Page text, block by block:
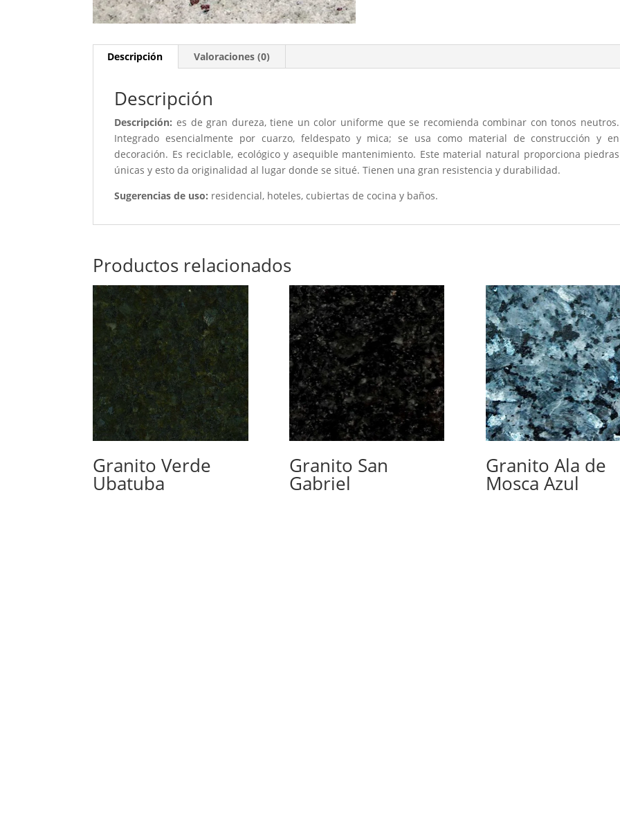
Descripción Valoraciones (0)
Descripción
Descripción: es de gran dureza, tiene un color uniforme que se recomienda combinar con tonos neutros.
Integrado esencialmente por cuarzo, feldespato y mica; se usa como material de construcción y en
decoración. Es reciclable, ecológico y asequible mantenimiento. Este material natural proporciona piedras
únicas y esto da originalidad al lugar donde se situé. Tienen una gran resistencia y durabilidad.
Sugerencias de uso: residencial, hoteles, cubiertas de cocina y baños.
Productos relacionados
Granito Verde
Ubatuba
Granito San
Gabriel
Granito Ala de
Mosca Azul